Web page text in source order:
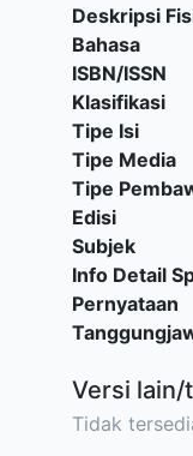
Deskripsi
Bahasa
ISBN/ISSN
Klasifikasi
Tipe Isi
Tipe Media
Tipe
Edisi
Subjek
Info Detail
Pernyataan
Versi lain/
Tidak